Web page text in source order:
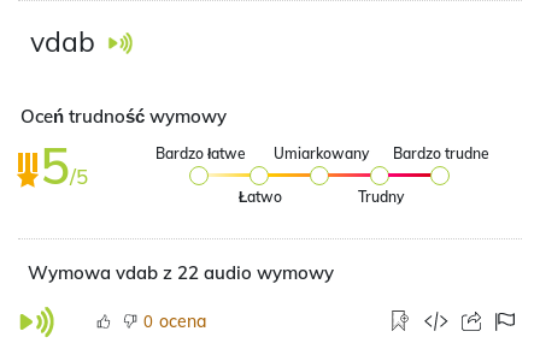
vdab
Oceń trudność wymowy
5/5
Bardzo łatwe
Łatwo
Umiarkowany
Trudny
Bardzo trudne
Wymowa vdab z 22 audio wymowy
0 ocena